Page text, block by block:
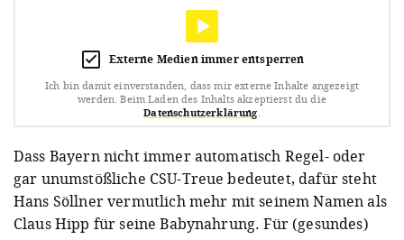
Externe Medien immer entsperren
Ich bin damit einverstanden, dass mir externe Inhalte angezeigt
werden. Beim Laden des Inhalts akzeptierst du die
Datenschutzerklärung
Dass Bayern nicht immer automatisch Regel- oder
gar unumstößliche CSU-Treue bedeutet, dafür steht
Hans Söllner vermutlich mehr mit seinem Namen als
Claus Hipp für seine Babynahrung. Für (gesundes)